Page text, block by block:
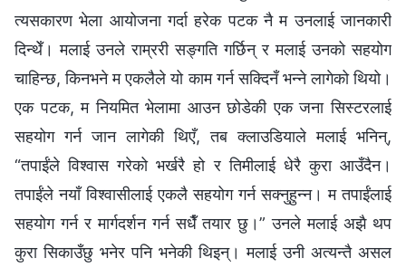
त्यसकारण भेला आयोजना गर्दा हरेक पटक नै म उनलाई जानकारी
दिन्थेँ। मलाई उनले राम्ररी सङ्गति गर्छिन् र मलाई उनको सहयोग
चाहिन्छ, किनभने म एकलैले यो काम गर्न सक्दिनँ भन्‍ने लागेको थियो।
एक पटक, म नियमित भेलामा आउन छोडेकी एक जना सिस्टरलाई
सहयोग गर्न जान लागेकी थिएँ, तब क्‍लाउडियाले मलाई भनिन्,
“तपाईंले विश्‍वास गरेको भर्खरै हो र तिमीलाई धेरै कुरा आउँदैन।
तपाईंले नयाँ विश्‍वासीलाई एकलै सहयोग गर्न सक्‍नुहुन्‍न। म तपाईंलाई
सहयोग गर्न र मार्गदर्शन गर्न सधैँ तयार छु।” उनले मलाई अझै थप
कुरा सिकाउँछु भनेर पनि भनेकी थिइन्। मलाई उनी अत्यन्तै असल